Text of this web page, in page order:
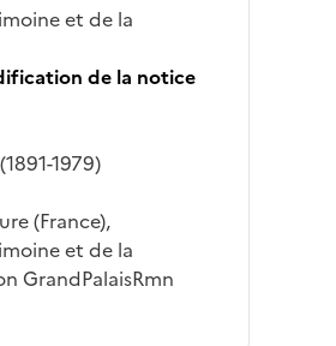
et de la
de la notice
1979)
(France),
et de la
GrandPalaisRmn